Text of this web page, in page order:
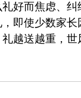
礼好而焦虑、
即使少数家
越送越重，世